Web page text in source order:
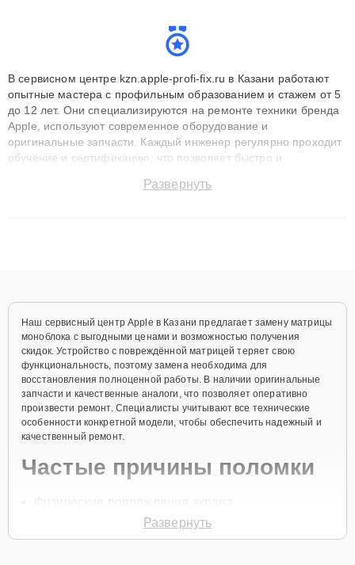
В сервисном центре kzn.apple-profi-fix.ru в Казани работают
опытные мастера с профильным образованием и стажем от 5
до 12 лет. Они специализируются на ремонте техники бренда
Apple, используют современное оборудование и
оригинальные запчасти. Каждый инженер регулярно проходит
обучение и сертификацию, что позволяет быстро и
сохранением гарантии до 3 лет. Наши мастера решают
Развернуть
Наш сервисный центр Apple в Казани предлагает замену матрицы
моноблока с выгодными ценами и возможностью получения
скидок. Устройство с повреждённой матрицей теряет свою
функциональность, поэтому замена необходима для
восстановления полноценной работы. В наличии оригинальные
запчасти и качественные аналоги, что позволяет оперативно
произвести ремонт. Специалисты учитывают все технические
особенности конкретной модели, чтобы обеспечить надежный и
качественный ремонт.
Частые причины поломки
Появление битых пикселей
Развернуть